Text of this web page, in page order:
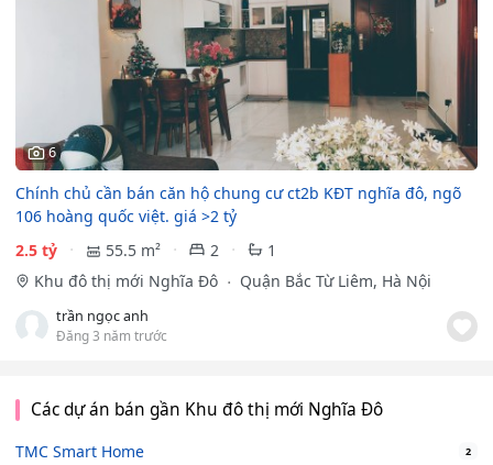
6
Chính chủ cần bán căn hộ chung cư ct2b KĐT nghĩa đô, ngõ
106 hoàng quốc việt. giá >2 tỷ
2.5 tỷ
55.5 m² 2
1
Khu đô thị mới Nghĩa Đô
Quận Bắc Từ Liêm, Hà Nội
trần ngọc anh
Đăng 3 năm trước
Các dự án bán gần Khu đô thị mới Nghĩa Đô
TMC Smart Home 2